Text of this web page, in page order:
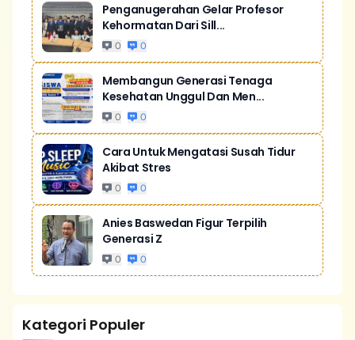
Penganugerahan Gelar Profesor
Kehormatan Dari Sill...
0 0
Membangun Generasi Tenaga
Kesehatan Unggul Dan Men...
0 0
Cara Untuk Mengatasi Susah Tidur
Akibat Stres
0 0
Anies Baswedan Figur Terpilih
Generasi Z
0 0
Kategori Populer